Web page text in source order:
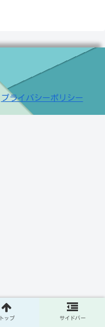
プライバシーポリシー
トップ サイドバー